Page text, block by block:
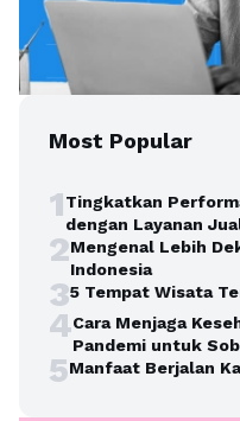
Most Popular
1Tingkatkan
dengan Layanan
2Mengenal Lebih
Indonesia
35 Tempat Wisata
4Cara Menjaga
Pandemi untuk
5Manfaat Berjalan